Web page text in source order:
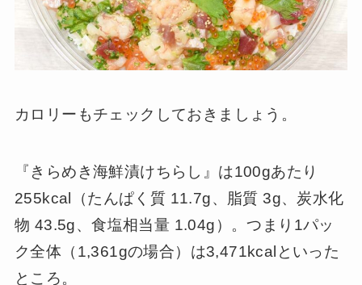
カロリーもチェックしておきましょう。
『きらめき海鮮漬けちらし』は100gあたり
255kcal（たんぱく質 11.7g、脂質 3g、炭水化
物 43.5g、食塩相当量 1.04g）。つまり1パッ
ク全体（1,361gの場合）は3,471kcalといった
ところ。